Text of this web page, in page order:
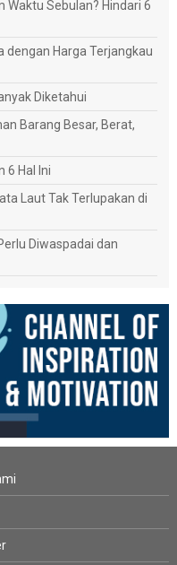
Waktu Sebulan? Hindari 6
Harga Terjangkau
Diketahui
Barang Besar, Berat,
6 Hal Ini
Laut Tak Terlupakan di
Diwaspadai dan